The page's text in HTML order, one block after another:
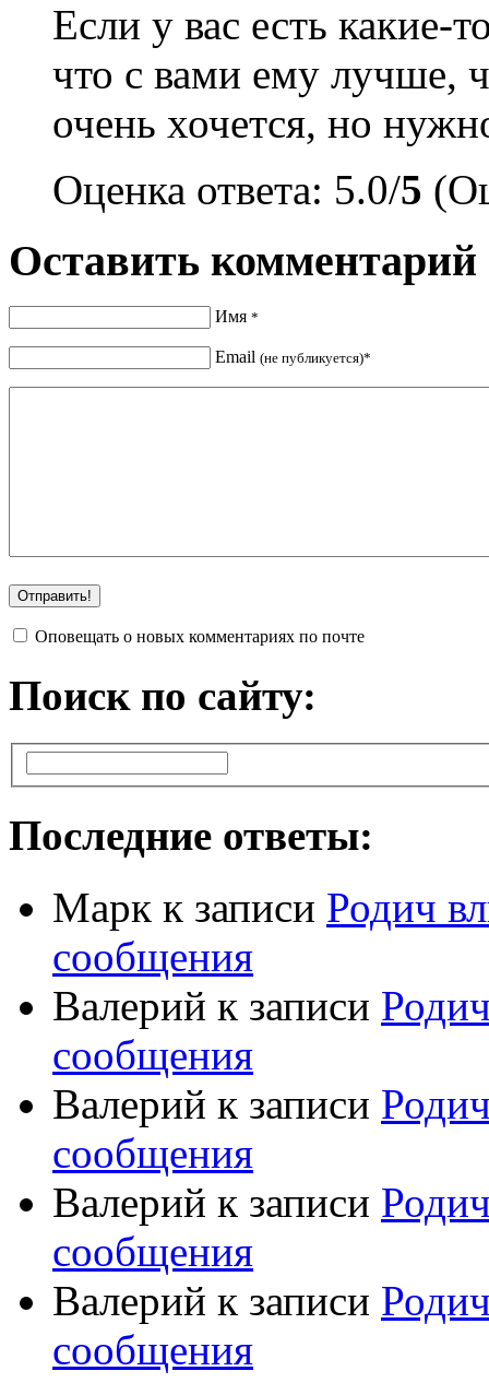
Если у вас есть какие-
что с вами ему лучше,
очень хочется, но
Оценка ответа: 5.0/5
Оставить комментарий
Имя *
Email (не публикуется)*
Оповещать о новых комментариях по почте
Поиск по сайту:
Последние ответы:
Марк к записи Родич
сообщения
Валерий к записи
сообщения
Валерий к записи
сообщения
Валерий к записи
сообщения
Валерий к записи
сообщения